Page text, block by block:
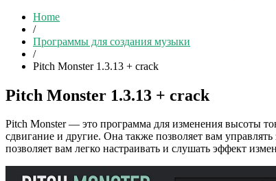
Home
/
Программы для создания музыки
/
Pitch Monster 1.3.13 + crack
Pitch Monster 1.3.13 + crack
Pitch Monster — это программа для изменения высоты
сдвигание и другие. Она также позволяет вам
позволяет вам легко настраивать и слушать эффект